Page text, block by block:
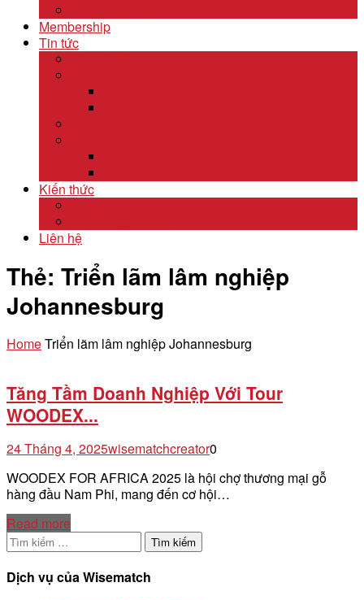
Membership
Tin tức
Kiến thức
Liên hệ
Thẻ: Triển lãm lâm nghiệp
Johannesburg
HomeTriển lãm lâm nghiệp Johannesburg
Tăng Tầm Doanh Nghiệp Với Tour
WOODEX...
24 Tháng 4, 2025wisematchcreator0
WOODEX FOR AFRICA 2025 là hội chợ thương mại gỗ
hàng đầu Nam Phi, mang đến cơ hội…
Read more
Tìm
kiếm
cho:
Dịch vụ của Wisematch